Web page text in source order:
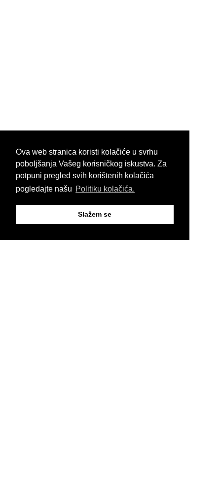
Ova web stranica koristi kolačiće u svrhu
poboljšanja Vašeg korisničkog iskustva. Za
potpuni pregled svih korištenih kolačića
pogledajte našu Politiku kolačića.
Slažem se